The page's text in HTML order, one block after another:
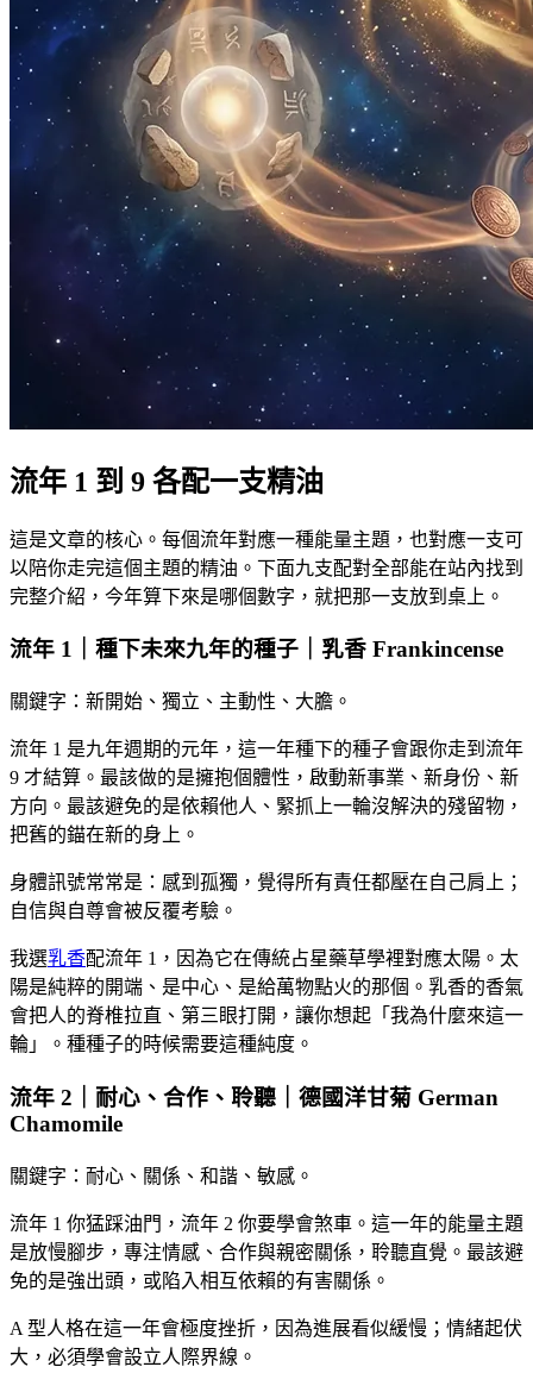
流年 1 到 9 各配一支精油
這是文章的核心。每個流年對應一種能量主題，也對應一支可
以陪你走完這個主題的精油。下面九支配對全部能在站內找到
完整介紹，今年算下來是哪個數字，就把那一支放到桌上。
流年 1｜種下未來九年的種子｜乳香 Frankincense
關鍵字：新開始、獨立、主動性、大膽。
流年 1 是九年週期的元年，這一年種下的種子會跟你走到流年
9 才結算。最該做的是擁抱個體性，啟動新事業、新身份、新
方向。最該避免的是依賴他人、緊抓上一輪沒解決的殘留物，
把舊的錨在新的身上。
身體訊號常常是：感到孤獨，覺得所有責任都壓在自己肩上；
自信與自尊會被反覆考驗。
我選乳香配流年 1，因為它在傳統占星藥草學裡對應太陽。太
陽是純粹的開端、是中心、是給萬物點火的那個。乳香的香氣
會把人的脊椎拉直、第三眼打開，讓你想起「我為什麼來這一
輪」。種種子的時候需要這種純度。
流年 2｜耐心、合作、聆聽｜德國洋甘菊 German
Chamomile
關鍵字：耐心、關係、和諧、敏感。
流年 1 你猛踩油門，流年 2 你要學會煞車。這一年的能量主題
是放慢腳步，專注情感、合作與親密關係，聆聽直覺。最該避
免的是強出頭，或陷入相互依賴的有害關係。
A 型人格在這一年會極度挫折，因為進展看似緩慢；情緒起伏
大，必須學會設立人際界線。